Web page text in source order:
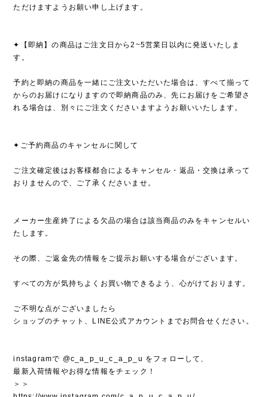
ただけますようお願い申し上げます。
✦【即納】の商品はご注文日から2~5営業日以内に発送いたしま
す。
予約と即納の商品を一緒にご注文いただいた場合は、すべて揃って
からのお届けになりますので即納商品のみ、先にお届けをご希望さ
れる場合は、別々にご注文くださいますようお願いいたします。
✦ご予約商品のキャンセルに関して
ご注文確定後はお客様都合によるキャンセル・返品・交換は承って
おりませんので、ご了承くださいませ。
メーカー生産終了による欠品の場合は該当商品のみをキャンセルい
たします。
その際、ご返金先の情報をご提示お願いする場合がございます。
すべての方が気持ちよくお買い物できるよう、心がけております。
ご不明な点がございましたら
ショップのチャット、LINE公式アカウントまでお問合せください。
instagramで @c_a_p_u_c_a_p_u をフォローして、
最新入荷情報やお得な情報をチェック！
＞＞